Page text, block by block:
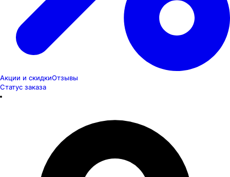
Акции и скидкиОтзывы
Статус заказа